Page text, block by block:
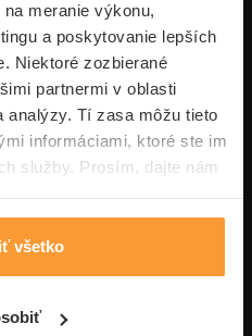
meranie výkonu,
a poskytovanie lepších
Niektoré zozbierané
partnermi v oblasti
Tí zasa môžu tieto
informáciami, ktoré ste im
služby. Prosím, dajte nám
všetko
09:00–17:00 hod
101
nám